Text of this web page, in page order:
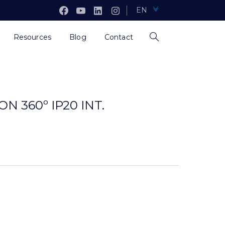
EN
Resources Blog Contact
360º IP20 INT.